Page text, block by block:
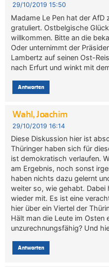
29/10/2019 15:50
Madame Le Pen hat der AfD
gratuliert. Ostbelgische
willkommen. Bitte an die
Oder unternimmt der
Lambertz auf seinen Ost-
nach Erfurt und winkt mit
Antworten
Wahl, Joachim
29/10/2019 16:14
Diese Diskussion hier ist
Thüringer haben sich für
ist demokratisch verlaufen.
am Ergebnis, noch sonst
haben nichts dazu gelernt
weiter so, wie gehabt. Dabei
wieder mit. Es ist eine
hier über ein Viertel der
Hält man die Leute im Osten
unzurechnungsfähig? Und
Antworten